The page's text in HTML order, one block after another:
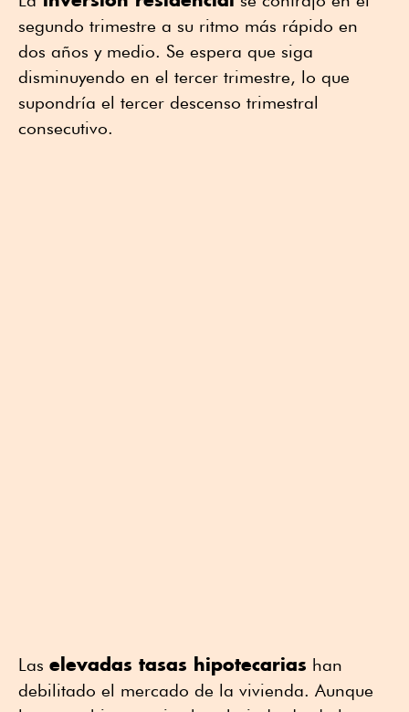
segundo trimestre a su ritmo más rápido en
dos años y medio. Se espera que siga
disminuyendo en el tercer trimestre, lo que
supondría el tercer descenso trimestral
consecutivo.
Las elevadas tasas hipotecarias han
debilitado el mercado de la vivienda. Aunque